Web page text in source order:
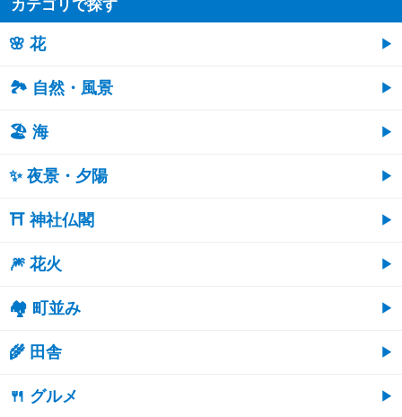
カテゴリで探す
🌸 花
🏞️ 自然・風景
🏖 海
✨ 夜景・夕陽
⛩ 神社仏閣
🎆 花火
🏘 町並み
🌾 田舎
🍴 グルメ